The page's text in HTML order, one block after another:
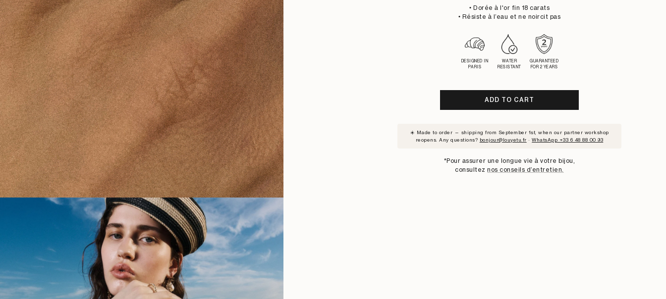
• Dorée à l'or fin 18 carats
• Résiste à l’eau et ne noircit pas
DESIGNED IN
PARIS
WATER
RESISTANT
GUARANTEED
FOR 2 YEARS
ADD TO CART
☀️ Made to order — shipping from September 1st, when our partner workshop
reopens. Any questions? bonjour@louyetu.fr ·WhatsApp +33 6 48 88 00 93
*Pour assurer une longue vie à votre bijou,
consulteznos conseils d’entretien.